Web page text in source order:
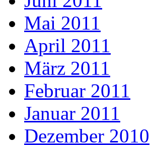
Mai 2011
April 2011
März 2011
Februar 2011
Januar 2011
Dezember 2010